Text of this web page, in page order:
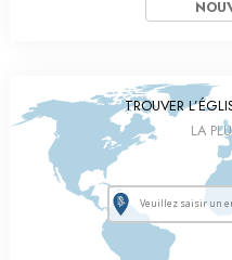
TROUVER
LA